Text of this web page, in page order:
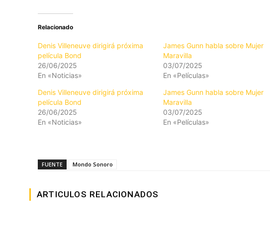
Relacionado
Denis Villeneuve dirigirá próxima
película Bond
26/06/2025
En «Noticias»
James Gunn habla sobre Mujer
Maravilla
03/07/2025
En «Películas»
Denis Villeneuve dirigirá próxima
película Bond
26/06/2025
En «Noticias»
James Gunn habla sobre Mujer
Maravilla
03/07/2025
En «Películas»
FUENTE Mondo Sonoro
ARTICULOS RELACIONADOS